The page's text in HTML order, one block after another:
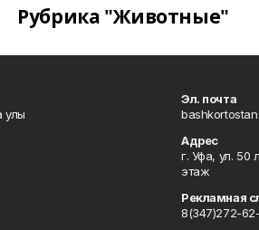
Рубрика "Животные"
улы
Эл. почта
Адрес
г. Уфа, ул. 50
этаж
Рекламная
8(347)272-